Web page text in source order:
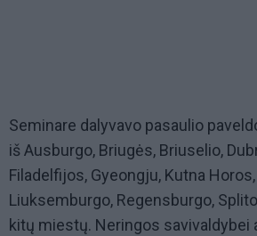
Seminare dalyvavo pasaulio
iš Ausburgo, Briugės, Briuselio,
Filadelfijos, Gyeongju, Kutna
Liuksemburgo, Regensburgo,
kitų miestų. Neringos savivaldybei